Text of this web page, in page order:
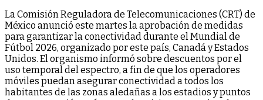
La Comisión Reguladora de Telecomunicaciones (CRT) de
México anunció este martes la aprobación de medidas
para garantizar la conectividad durante el Mundial de
Fútbol 2026, organizado por este país, Canadá y Estados
Unidos. El organismo informó sobre descuentos por el
uso temporal del espectro, a fin de que los operadores
móviles puedan asegurar conectividad a todos los
habitantes de las zonas aledañas a los estadios y puntos